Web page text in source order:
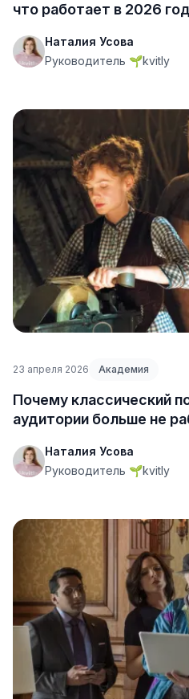
что работает в 2026
Наталия Усова
Руководитель 🌱kvitly
23 апреля 2026 Академия
Почему классический
аудитории больше не
Наталия Усова
Руководитель 🌱kvitly